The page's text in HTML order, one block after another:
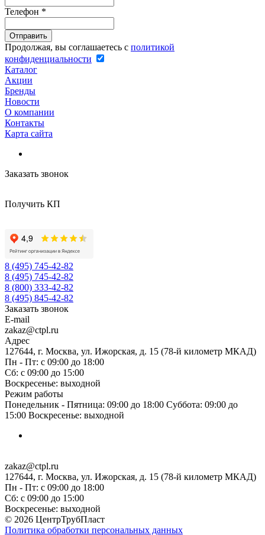
Телефон *
Продолжая, вы соглашаетесь с политикой
конфиденциальности
Каталог
Акции
Бренды
Новости
О компании
Контакты
Карта сайта
Заказать звонок
Получить КП
8 (495) 745-42-82
8 (495) 745-42-82
8 (800) 333-42-82
8 (495) 845-42-82
Заказать звонок
E-mail
zakaz@ctpl.ru
Адрес
127644, г. Москва, ул. Ижорская, д. 15 (78-й километр МКАД)
Пн - Пт: с 09:00 до 18:00
Сб: с 09:00 до 15:00
Воскресенье: выходной
Режим работы
Понедельник - Пятница: 09:00 до 18:00 Суббота: 09:00 до
15:00 Воскресенье: выходной
zakaz@ctpl.ru
127644, г. Москва, ул. Ижорская, д. 15 (78-й километр МКАД)
Пн - Пт: с 09:00 до 18:00
Сб: с 09:00 до 15:00
Воскресенье: выходной
© 2026 ЦентрТрубПласт
Политика обработки персональных данных